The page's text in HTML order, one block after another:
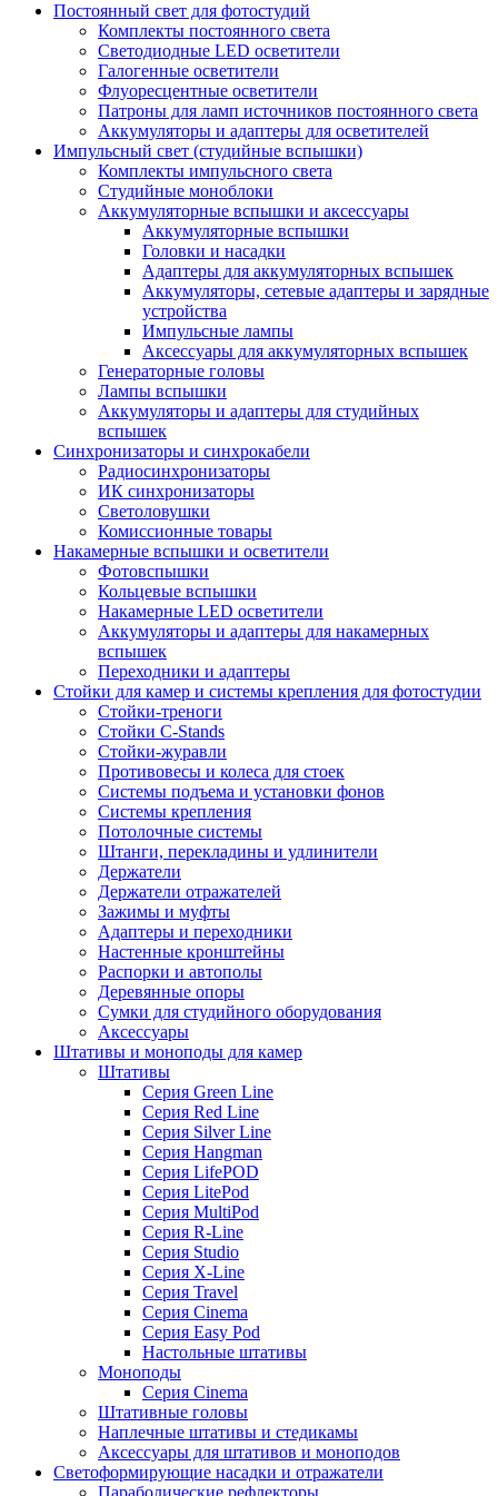
Постоянный свет для фотостудий
Комплекты постоянного света
Светодиодные LED осветители
Галогенные осветители
Флуоресцентные осветители
Патроны для ламп источников постоянного света
Аккумуляторы и адаптеры для осветителей
Импульсный свет (студийные вспышки)
Комплекты импульсного света
Студийные моноблоки
Аккумуляторные вспышки и аксессуары
Аккумуляторные вспышки
Головки и насадки
Адаптеры для аккумуляторных вспышек
Аккумуляторы, сетевые адаптеры и зарядные
устройства
Импульсные лампы
Аксессуары для аккумуляторных вспышек
Генераторные головы
Лампы вспышки
Аккумуляторы и адаптеры для студийных
вспышек
Синхронизаторы и синхрокабели
Радиосинхронизаторы
ИК синхронизаторы
Светоловушки
Комиссионные товары
Накамерные вспышки и осветители
Фотовспышки
Кольцевые вспышки
Накамерные LED осветители
Аккумуляторы и адаптеры для накамерных
вспышек
Переходники и адаптеры
Стойки для камер и системы крепления для фотостудии
Стойки-треноги
Стойки C-Stands
Стойки-журавли
Противовесы и колеса для стоек
Системы подъема и установки фонов
Системы крепления
Потолочные системы
Штанги, перекладины и удлинители
Держатели
Держатели отражателей
Зажимы и муфты
Адаптеры и переходники
Настенные кронштейны
Распорки и автополы
Деревянные опоры
Сумки для студийного оборудования
Аксессуары
Штативы и моноподы для камер
Штативы
Серия Green Line
Серия Red Line
Серия Silver Line
Серия Hangman
Серия LifePOD
Серия LitePod
Серия MultiPod
Серия R-Line
Серия Studio
Серия X-Line
Серия Travel
Серия Cinema
Серия Easy Pod
Настольные штативы
Моноподы
Серия Cinema
Штативные головы
Наплечные штативы и стедикамы
Аксессуары для штативов и моноподов
Светоформирующие насадки и отражатели
Параболические рефлекторы